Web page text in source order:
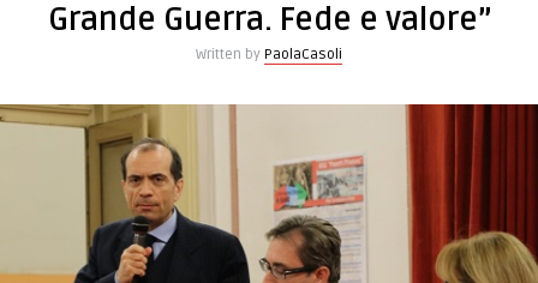
Grande Guerra. Fede e valore”
Written by PaolaCasoli